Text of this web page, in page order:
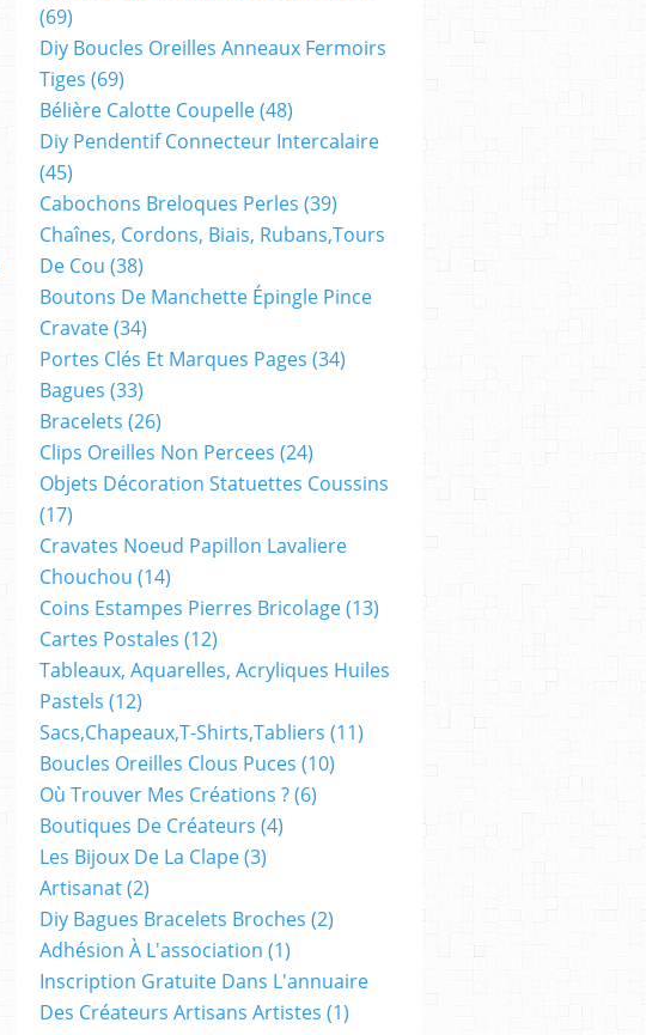
(69)
Diy Boucles Oreilles Anneaux Fermoirs
Tiges (69)
Bélière Calotte Coupelle(48)
Diy Pendentif Connecteur Intercalaire
(45)
Cabochons Breloques Perles (39)
Chaînes, Cordons, Biais, Rubans,tours
De Cou (38)
Boutons De Manchette Épingle Pince
Cravate(34)
Portes Clés Et Marques Pages (34)
Bagues (33)
Bracelets (26)
Clips Oreilles Non Percees (24)
Objets Décoration Statuettes Coussins
(17)
Cravates Noeud Papillon Lavaliere
Chouchou (14)
Coins Estampes Pierres Bricolage(13)
Cartes Postales (12)
Tableaux, Aquarelles, Acryliques Huiles
Pastels (12)
Sacs,chapeaux,t-Shirts,tabliers (11)
Boucles Oreilles Clous Puces (10)
Où Trouver Mes Créations ?(6)
Boutiques De Créateurs (4)
Les Bijoux De La Clape(3)
Artisanat(2)
Diy Bagues Bracelets Broches (2)
Adhésion À L'association (1)
Inscription Gratuite Dans L'annuaire
Des Créateurs Artisans Artistes (1)